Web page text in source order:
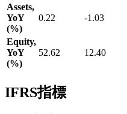
Assets,
YoY
(%)
0.22 -1.03
Equity,
YoY
(%)
52.62 12.40
IFRS指標